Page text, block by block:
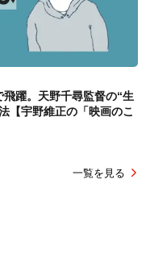
飛躍。天野千尋監督の“生
【宇野維正の「映画のこ
一覧を見る